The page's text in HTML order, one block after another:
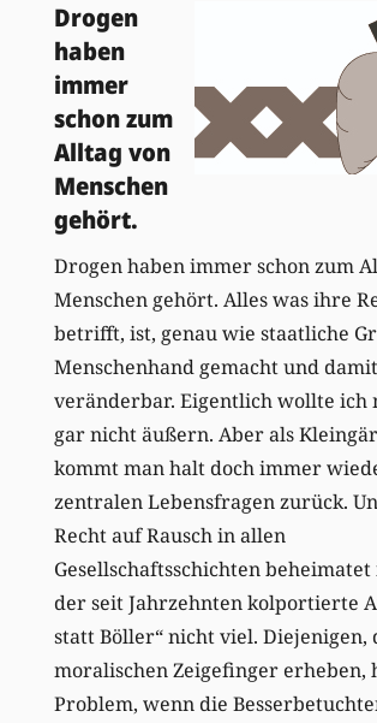
Drogen
haben
immer
schon zum
Alltag von
Menschen
gehört.
Drogen haben immer schon zum
Menschen gehört. Alles was ihre
betrifft, ist, genau wie staatliche
Menschenhand gemacht und damit
veränderbar. Eigentlich wollte ich
gar nicht äußern. Aber als
kommt man halt doch immer
zentralen Lebensfragen zurück.
Recht auf Rausch in allen
Gesellschaftsschichten
der seit Jahrzehnten kolportierte
statt Böller“ nicht viel. Diejenigen,
moralischen Zeigefinger erheben,
Problem, wenn die